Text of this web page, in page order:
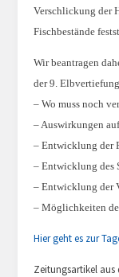
Verschlickung der
Fischbestände
Wir beantragen
der 9.
– Wo muss noch
– Auswirkungen
– Entwicklung der
– Entwicklung des
– Entwicklung der
– Möglichkeiten
Hier geht es zur
Zeitungsartikel aus